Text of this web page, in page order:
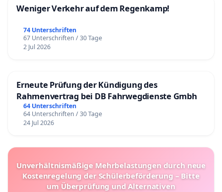
Weniger Verkehr auf dem Regenkamp!
74 Unterschriften
67 Unterschriften / 30 Tage
2 Jul 2026
Erneute Prüfung der Kündigung des
Rahmenvertrag bei DB Fahrwegdienste Gmbh
64 Unterschriften
64 Unterschriften / 30 Tage
24 Jul 2026
Unverhältnismäßige Mehrbelastungen durch neue
Kostenregelung der Schülerbeförderung – Bitte
um Überprüfung und Alternativen